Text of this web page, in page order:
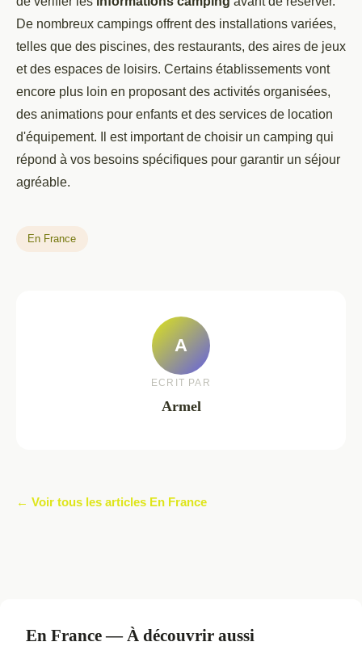
De nombreux campings offrent des installations variées,
telles que des piscines, des restaurants, des aires de jeux
et des espaces de loisirs. Certains établissements vont
encore plus loin en proposant des activités organisées,
des animations pour enfants et des services de location
d'équipement. Il est important de choisir un camping qui
répond à vos besoins spécifiques pour garantir un séjour
agréable.
En France
A
ECRIT PAR
Armel
← Voir tous les articles En France
En France — À découvrir aussi